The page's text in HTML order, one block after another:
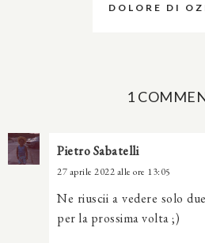
DOLORE DI
1
Pietro Sabatelli
27 aprile 2022 alle ore 13:05
Ne riuscii a vedere solo
per la prossima volta ;)